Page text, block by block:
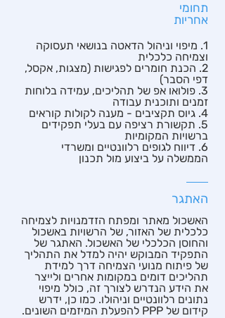
תחומי
אחריות
1. מיפוי וניהול הדאטה בנושאי תעסוקה
וצמיחה כלכלית
2. הכנת חומרים לפגישות (מצגות, אקסל,
דפי הסבר)
3. פולואו אפ של תהליכים, עמידה בלוחות
זמנים ותוכנית עבודה
4. גיוס תקציבים - מענה לקולות קוראים
5. תקשורת רציפה עם בעלי תפקידים
ברשויות המקומיות
6. דיווח לגופים רלוונטיים ומשרדי
הממשלה על ביצוע מול תכנון
האתגר
האשכול מאתר ומפתח הזדמנויות לצמיחה
כלכלית של האזור, של הרשויות באשכול
והחוסן הכלכלי של האשכול. האתגר של
התפקיד המבוקש יהיה למדל את התהליך
של פיתוח מנועי הצמיחה דרך למידת
תהליכים דומים במקומות אחרים ולייצר
את הידע הנדרש לצורך זה, כולל מיפוי
נתונים רלוונטיים וניהולו. כמו כן, ידרש
קידום של PPP להפעלת המיזמים השונים.